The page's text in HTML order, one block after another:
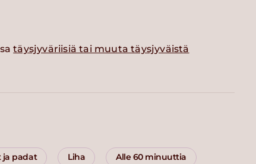
täysjyväriisiä tai muuta täysjyväistä
ja padat Liha Alle 60 minuuttia